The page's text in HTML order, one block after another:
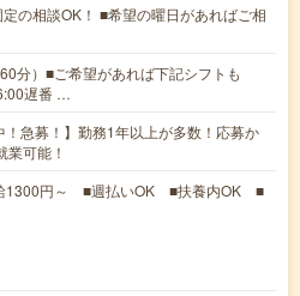
の相談OK！ ■希望の曜日があればご相
分）■ご希望があれば下記シフトも
遅番 …
！急募！】勤務1年以上が多数！応募か
業可能！
1300円～ ■週払いOK ■扶養内OK ■